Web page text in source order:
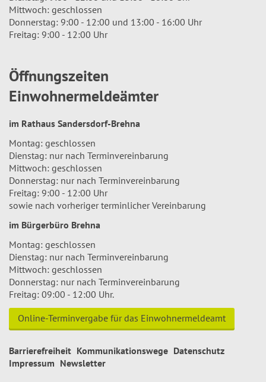
Mittwoch: geschlossen
Donnerstag: 9:00 - 12:00 und 13:00 - 16:00 Uhr
Freitag: 9:00 - 12:00 Uhr
Öffnungszeiten
Einwohnermeldeämter
im Rathaus Sandersdorf-Brehna
Montag: geschlossen
Dienstag: nur nach Terminvereinbarung
Mittwoch: geschlossen
Donnerstag: nur nach Terminvereinbarung
Freitag: 9:00 - 12:00 Uhr
sowie nach vorheriger terminlicher Vereinbarung
im Bürgerbüro Brehna
Montag: geschlossen
Dienstag: nur nach Terminvereinbarung
Mittwoch: geschlossen
Donnerstag: nur nach Terminvereinbarung
Freitag: 09:00 - 12:00 Uhr.
Online-Terminvergabe für das Einwohnermeldeamt
Barrierefreiheit Kommunikationswege Datenschutz
Impressum Newsletter